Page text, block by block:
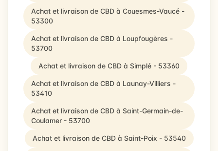
Achat et livraison de CBD à Couesmes-Vaucé -
53300
Achat et livraison de CBD à Loupfougères -
53700
Achat et livraison de CBD à Simplé - 53360
Achat et livraison de CBD à Launay-Villiers -
53410
Achat et livraison de CBD à Saint-Germain-de-
Coulamer - 53700
Achat et livraison de CBD à Saint-Poix - 53540